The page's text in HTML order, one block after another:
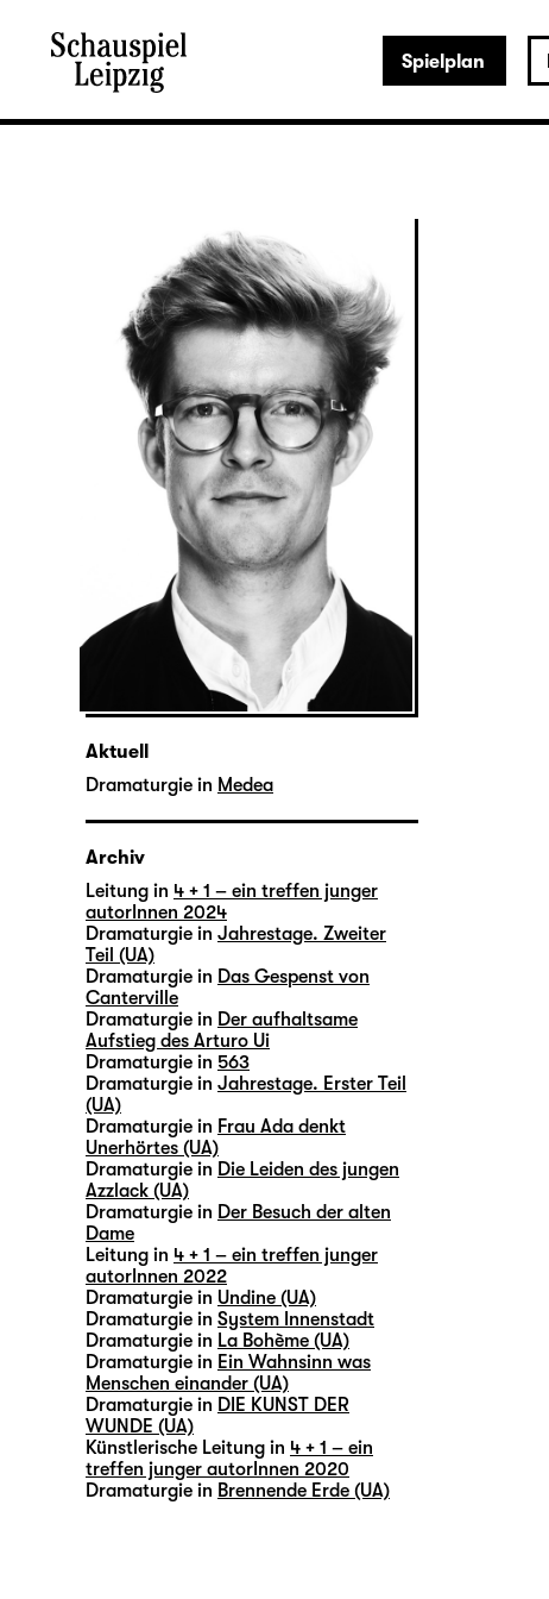
Spielplan
Aktuell
Dramaturgie in Medea
Archiv
Leitung in 4 + 1 – ein treffen junger
autorInnen 2024
Dramaturgie in Jahrestage. Zweiter
Teil (UA)
Dramaturgie in Das Gespenst von
Canterville
Dramaturgie in Der aufhaltsame
Aufstieg des Arturo Ui
Dramaturgie in 563
Dramaturgie in Jahrestage. Erster Teil
(UA)
Dramaturgie in Frau Ada denkt
Unerhörtes (UA)
Dramaturgie in Die Leiden des jungen
Azzlack (UA)
Dramaturgie in Der Besuch der alten
Dame
Leitung in 4 + 1 – ein treffen junger
autorInnen 2022
Dramaturgie in Undine (UA)
Dramaturgie in System Innenstadt
Dramaturgie in La Bohème (UA)
Dramaturgie in Ein Wahnsinn was
Menschen einander (UA)
Dramaturgie in DIE KUNST DER
WUNDE (UA)
Künstlerische Leitung in 4 + 1 – ein
treffen junger autorInnen 2020
Dramaturgie in Brennende Erde (UA)